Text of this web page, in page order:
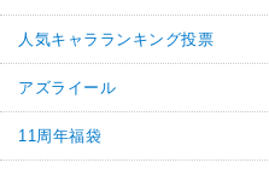
人気キャラランキング投票
アズライール
11周年福袋